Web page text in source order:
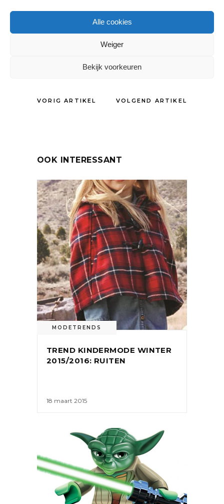
Alle cookies
Weiger
Bekijk voorkeuren
Gespot
VORIG ARTIKEL VOLGEND ARTIKEL
OOK INTERESSANT
MODETRENDS
TREND KINDERMODE WINTER
2015/2016: RUITEN
18 maart 2015